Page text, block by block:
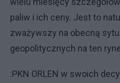
paliw i ich ceny. Jest to
zważywszy na obecną
geopolitycznych na ten
:PKN ORLEN w swoich